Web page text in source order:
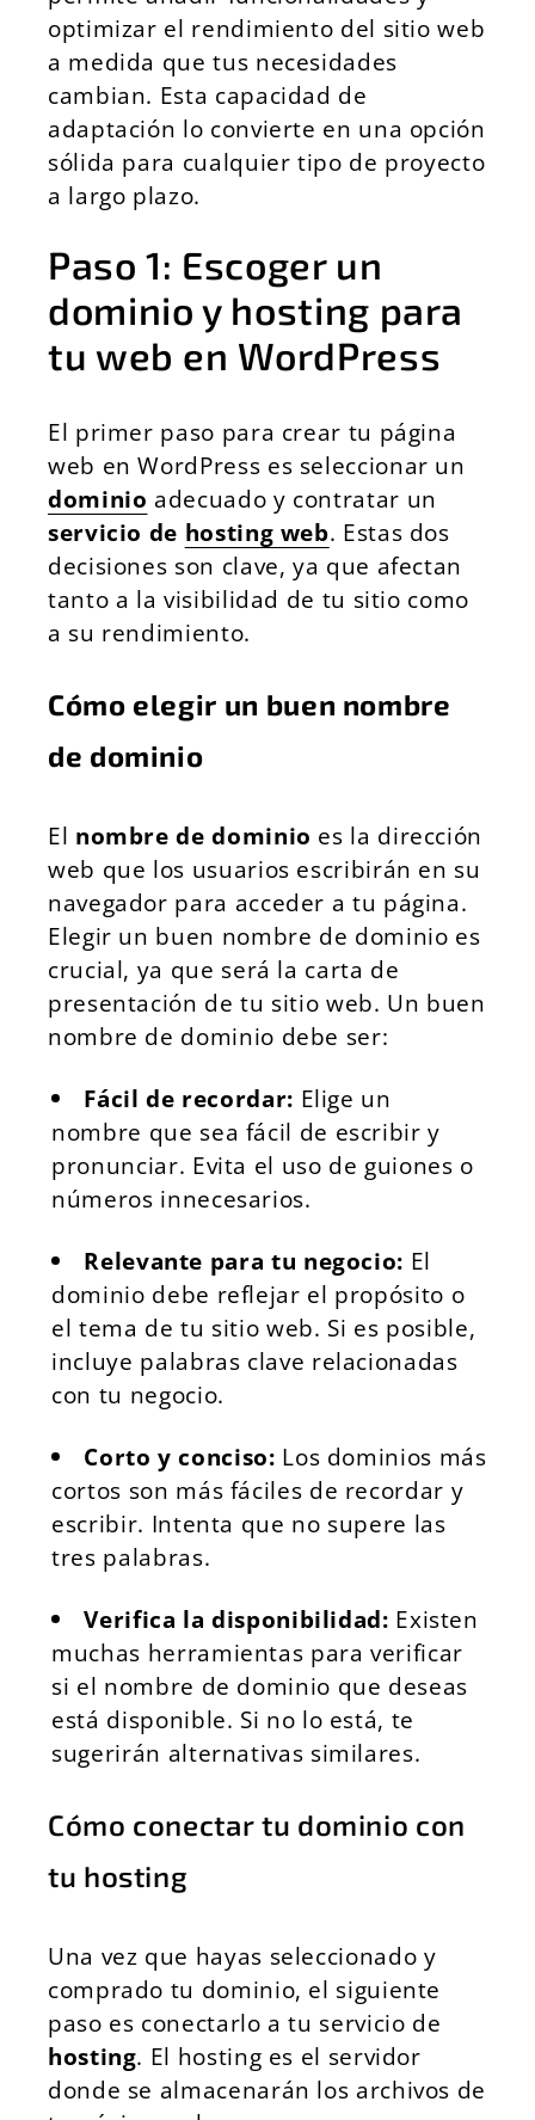
optimizar el rendimiento del sitio web
a medida que tus necesidades
cambian. Esta capacidad de
adaptación lo convierte en una opción
sólida para cualquier tipo de proyecto
a largo plazo.
Paso 1: Escoger un
dominio y hosting para
tu web en WordPress
El primer paso para crear tu página
web en WordPress es seleccionar un
dominio adecuado y contratar un
servicio de hosting web. Estas dos
decisiones son clave, ya que afectan
tanto a la visibilidad de tu sitio como
a su rendimiento.
Cómo elegir un buen nombre
de dominio
El nombre de dominio es la dirección
web que los usuarios escribirán en su
navegador para acceder a tu página.
Elegir un buen nombre de dominio es
crucial, ya que será la carta de
presentación de tu sitio web. Un buen
nombre de dominio debe ser:
Fácil de recordar: Elige un
nombre que sea fácil de escribir y
pronunciar. Evita el uso de guiones o
números innecesarios.
Relevante para tu negocio: El
dominio debe reflejar el propósito o
el tema de tu sitio web. Si es posible,
incluye palabras clave relacionadas
con tu negocio.
Corto y conciso: Los dominios más
cortos son más fáciles de recordar y
escribir. Intenta que no supere las
tres palabras.
Verifica la disponibilidad: Existen
muchas herramientas para verificar
si el nombre de dominio que deseas
está disponible. Si no lo está, te
sugerirán alternativas similares.
Cómo conectar tu dominio con
tu hosting
Una vez que hayas seleccionado y
comprado tu dominio, el siguiente
paso es conectarlo a tu servicio de
hosting. El hosting es el servidor
donde se almacenarán los archivos de